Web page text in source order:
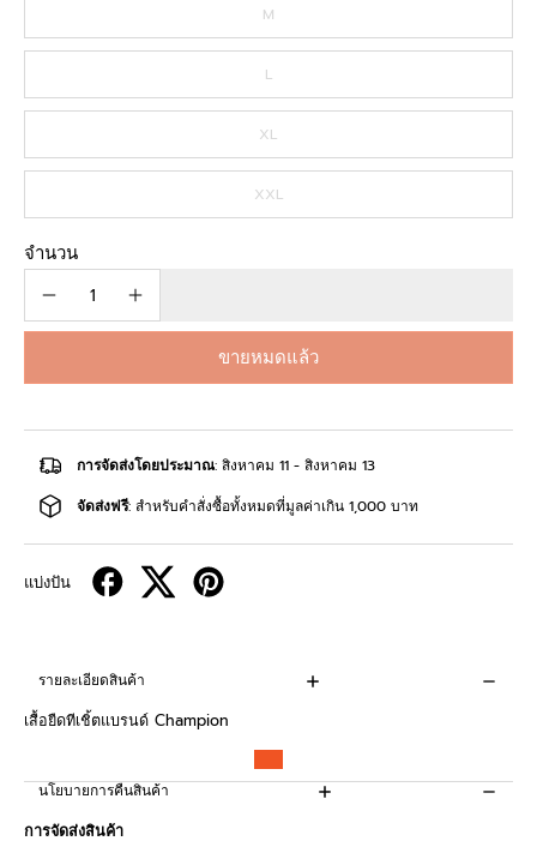
M
L
XL
XXL
จำนวน
ขายหมดแล้ว
การจัดส่งโดยประมาณ: สิงหาคม 11 - สิงหาคม 13
จัดส่งฟรี: สำหรับคำสั่งซื้อทั้งหมดที่มูลค่าเกิน 1,000 บาท
แบ่งปัน
รายละเอียดสินค้า
เสื้อยืดทีเชิ้ตแบรนด์ Champion
นโยบายการคืนสินค้า
การจัดส่งสินค้า